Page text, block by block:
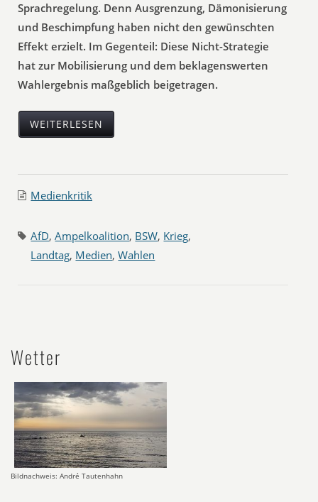
Sprachregelung. Denn Ausgrenzung, Dämonisierung
und Beschimpfung haben nicht den gewünschten
Effekt erzielt. Im Gegenteil: Diese Nicht-Strategie
hat zur Mobilisierung und dem beklagenswerten
Wahlergebnis maßgeblich beigetragen.
WEITERLESEN
Medienkritik
AfD,Ampelkoalition, BSW, Krieg,
Landtag, Medien,Wahlen
Wetter
Bildnachweis: André Tautenhahn